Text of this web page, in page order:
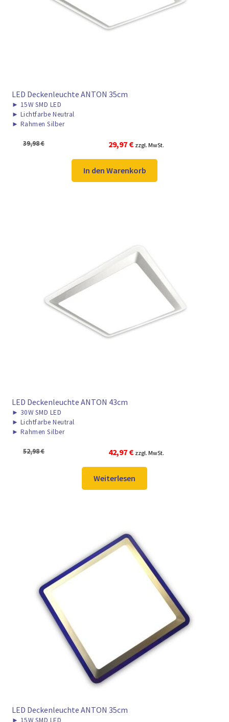
► ZAHLARTEN
► VERSANDARTEN
LED Deckenleuchte ANTON 35cm
► 15W SMD LED
► Lichtfarbe Neutral
► Rahmen Silber
39,98€
Ursprünglicher
Preis
war:
39,98 €
29,97 €Aktueller
Preis
ist:
29,97 €.
zzgl. MwSt.
In den Warenkorb
LED Deckenleuchte ANTON 43cm
► 30W SMD LED
► Lichtfarbe Neutral
► Rahmen Silber
52,98€
Ursprünglicher
Preis
war:
52,98 €
42,97 €Aktueller
Preis
ist:
42,97 €.
zzgl. MwSt.
Weiterlesen
LED Deckenleuchte ANTON 35cm